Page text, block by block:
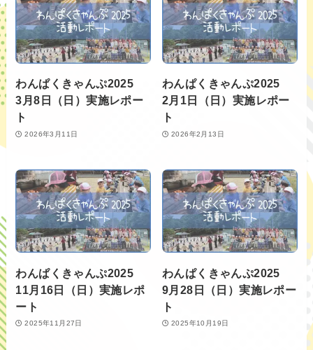
わんぱくきゃんぷ2025
3月8日（日）実施レポー
ト
2026年3月11日
わんぱくきゃんぷ2025
2月1日（日）実施レポー
ト
2026年2月13日
わんぱくきゃんぷ2025
11月16日（日）実施レポ
ート
2025年11月27日
わんぱくきゃんぷ2025
9月28日（日）実施レポー
ト
2025年10月19日